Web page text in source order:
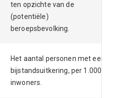
ten opzichte van de
(potentiële)
beroepsbevolking.
Het aantal personen met een
bijstandsuitkering, per 1.000
inwoners.